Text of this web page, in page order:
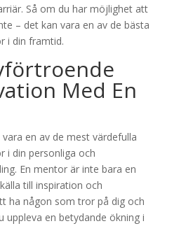
Så om du har möjlighet att
– det kan vara en av de bästa
i din framtid.
Med En
en av de mest värdefulla
i din personliga och
En mentor är inte bara en
till inspiration och
ha någon som tror på dig och
uppleva en betydande ökning i